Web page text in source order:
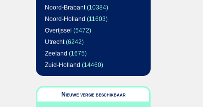
Noord-Brabant(10384)
Noord-Holland (11603)
Overijssel (5472)
Utrecht(6242)
Zeeland (1675)
Zuid-Holland (14460)
Nieuwe versie beschikbaar